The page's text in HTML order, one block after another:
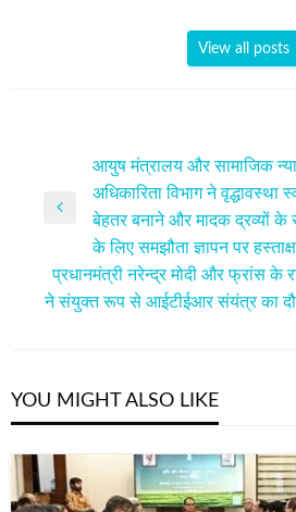
View all posts
नेविगेशन
Previous
आयुष मंत्रालय और सामाजिक
अधिकारिता विभाग ने वृद्धावस्था
बेहतर बनाने और मादक द्रव्यों
के लिए समझौता ज्ञापन पर
Next
प्रधानमंत्री नरेन्द्र मोदी और फ्रांस के
ने संयुक्त रूप से आईटीईआर संयंत्र का
YOU MIGHT ALSO LIKE